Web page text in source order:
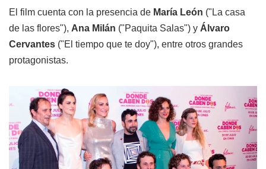
El film cuenta con la presencia de María León ("La casa
de las flores"), Ana Milán ("Paquita Salas") y Álvaro
Cervantes ("El tiempo que te doy"), entre otros grandes
protagonistas.